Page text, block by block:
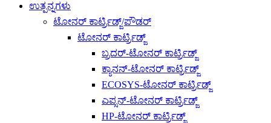
ಉತ್ಪನ್ನಗಳು
ಟೋನರ್ ಕಾರ್ಟ್ರಿಡ್ಜ್/ಪೌಡರ್
ಟೋನರ್ ಕಾರ್ಟ್ರಿಡ್ಜ್
ಬ್ರದರ್-ಟೋನರ್ ಕಾರ್ಟ್ರಿಡ್ಜ್
ಕ್ಯಾನನ್-ಟೋನರ್ ಕಾರ್ಟ್ರಿಡ್ಜ್
ECOSYS-ಟೋನರ್ ಕಾರ್ಟ್ರಿಡ್ಜ್
ಎಪ್ಸನ್-ಟೋನರ್ ಕಾರ್ಟ್ರಿಡ್ಜ್
HP-ಟೋನರ್ ಕಾರ್ಟ್ರಿಡ್ಜ್